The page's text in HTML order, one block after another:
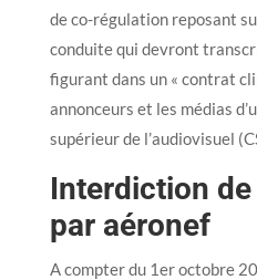
de co-régulation reposant
conduite qui devront
figurant dans un « contrat
annonceurs et les médias
supérieur de l’audiovisuel
Interdiction
par aéronef
A compter du 1er octobre